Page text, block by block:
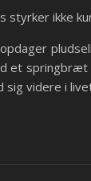
styrker ikke
et springbræt
sig videre i